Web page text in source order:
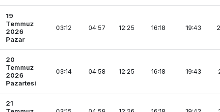
19
Temmuz
2026
Pazar
03:12 04:57 12:25 16:18 19:43
20
Temmuz
2026
Pazartesi
03:14 04:58 12:25 16:18 19:43
21